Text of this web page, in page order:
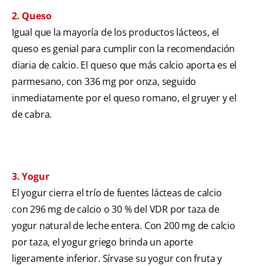
2. Queso
Igual que la mayoría de los productos lácteos, el
queso es genial para cumplir con la recomendación
diaria de calcio. El queso que más calcio aporta es el
parmesano, con 336 mg por onza, seguido
inmediatamente por el queso romano, el gruyer y el
de cabra.
3. Yogur
El yogur cierra el trío de fuentes lácteas de calcio
con 296 mg de calcio o 30 % del VDR por taza de
yogur natural de leche entera. Con 200 mg de calcio
por taza, el yogur griego brinda un aporte
ligeramente inferior. Sírvase su yogur con fruta y